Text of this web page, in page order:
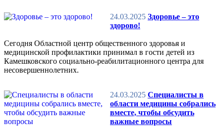
24.03.2025 Здоровье – это
здорово!
Сегодня Областной центр общественного здоровья и
медицинской профилактики принимал в гости детей из
Камешковского социально-реабилитационного центра для
несовершеннолетних.
24.03.2025 Специалисты в
области медицины собрались
вместе, чтобы обсудить
важные вопросы